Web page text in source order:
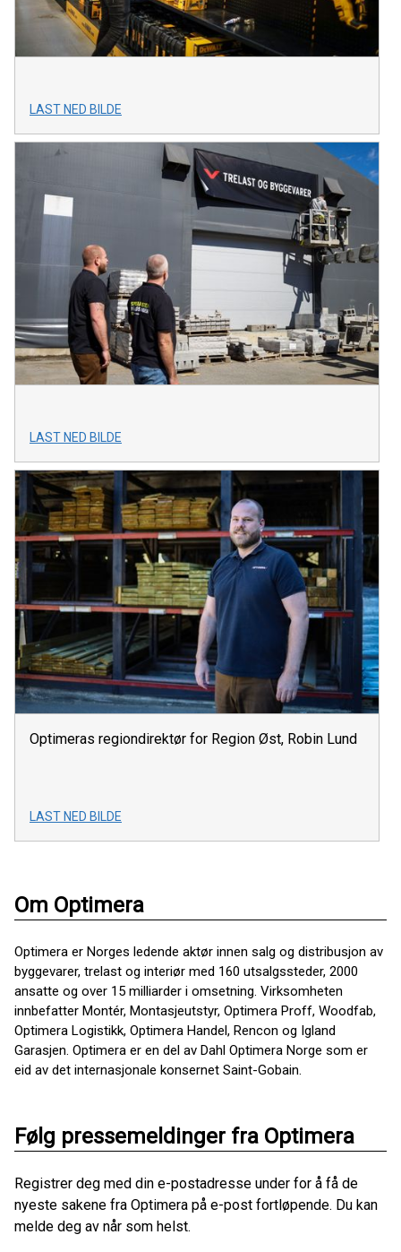
LAST NED BILDE
LAST NED BILDE
Optimeras regiondirektør for Region Øst, Robin Lund
LAST NED BILDE
Om Optimera
Optimera er Norges ledende aktør innen salg og distribusjon av
byggevarer, trelast og interiør med 160 utsalgssteder, 2000
ansatte og over 15 milliarder i omsetning. Virksomheten
innbefatter Montér, Montasjeutstyr, Optimera Proff, Woodfab,
Optimera Logistikk, Optimera Handel, Rencon og Igland
Garasjen. Optimera er en del av Dahl Optimera Norge som er
eid av det internasjonale konsernet Saint-Gobain.
Følg pressemeldinger fra Optimera
Registrer deg med din e-postadresse under for å få de
nyeste sakene fra Optimera på e-post fortløpende. Du kan
melde deg av når som helst.